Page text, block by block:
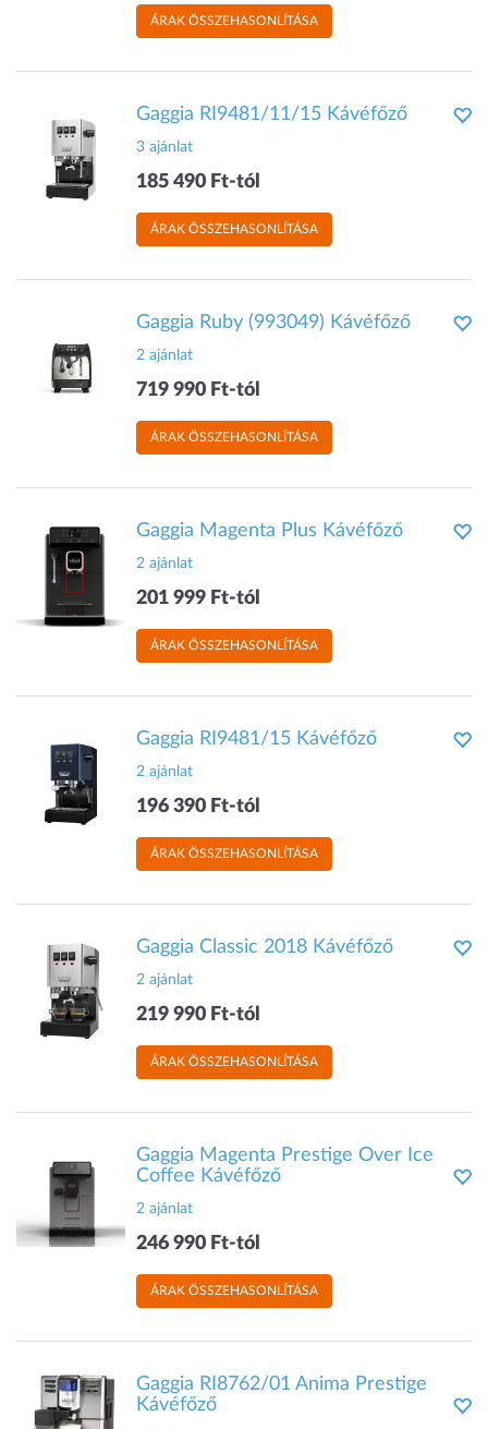
ÁRAK ÖSSZEHASONLÍTÁSA
Gaggia RI9481/11/15 Kávéfőző
3 ajánlat
185 490 Ft-tól
ÁRAK ÖSSZEHASONLÍTÁSA
Gaggia Ruby (993049) Kávéfőző
2 ajánlat
719 990 Ft-tól
ÁRAK ÖSSZEHASONLÍTÁSA
Gaggia Magenta Plus Kávéfőző
2 ajánlat
201 999 Ft-tól
ÁRAK ÖSSZEHASONLÍTÁSA
Gaggia RI9481/15 Kávéfőző
2 ajánlat
196 390 Ft-tól
ÁRAK ÖSSZEHASONLÍTÁSA
Gaggia Classic 2018 Kávéfőző
2 ajánlat
219 990 Ft-tól
ÁRAK ÖSSZEHASONLÍTÁSA
Gaggia Magenta Prestige Over Ice
Coffee Kávéfőző
2 ajánlat
246 990 Ft-tól
ÁRAK ÖSSZEHASONLÍTÁSA
Gaggia RI8762/01 Anima Prestige
Kávéfőző